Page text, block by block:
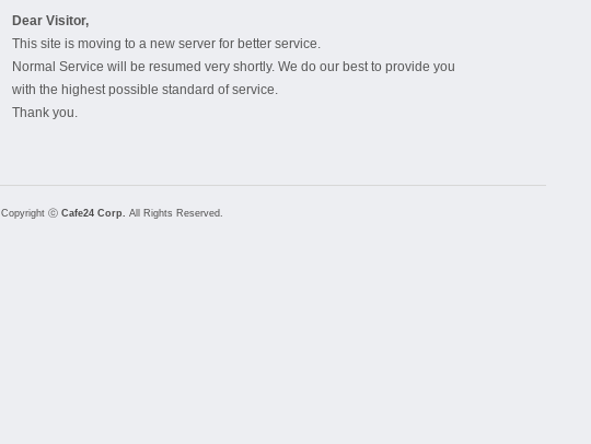
Dear Visitor,
This site is moving to a new server for better service.
Normal Service will be resumed very shortly. We do our best to provide you
with the highest possible standard of service.
Thank you.
Copyright ⓒ Cafe24 Corp. All Rights Reserved.